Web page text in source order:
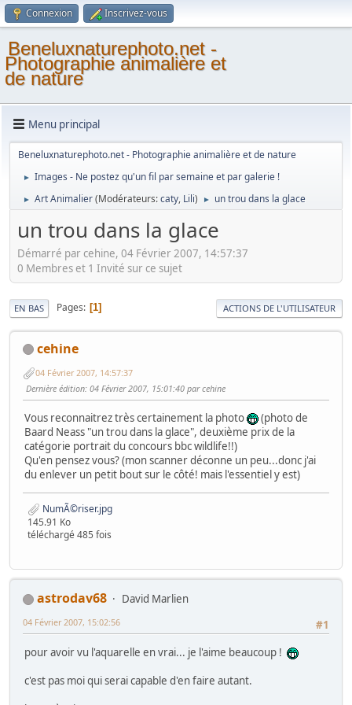
Connexion Inscrivez-vous
Beneluxnaturephoto.net -
Photographie animalière et
de nature
Menu principal
Beneluxnaturephoto.net - Photographie animalière et de nature
► Images - Ne postez qu'un fil par semaine et par galerie !
► Art Animalier(Modérateurs:caty, Lili) ► un trou dans la glace
un trou dans la glace
Démarré par cehine, 04 Février 2007, 14:57:37
0 Membres et 1 Invité sur ce sujet
EN BAS Pages 1 ACTIONS DE L'UTILISATEUR
cehine
04 Février 2007, 14:57:37
Dernière édition: 04 Février 2007, 15:01:40 par cehine
Vous reconnaitrez très certainement la photo
(photo de
Baard Neass "un trou dans la glace", deuxième prix de la
catégorie portrait du concours bbc wildlife!!)
Qu'en pensez vous? (mon scanner déconne un peu...donc j'ai
du enlever un petit bout sur le côté! mais l'essentiel y est)
NumÃ©riser.jpg
145.91 Ko
téléchargé 485 fois
astrodav68
David Marlien
#1
04 Février 2007, 15:02:56
pour avoir vu l'aquarelle en vrai... je l'aime beaucoup !
c'est pas moi qui serai capable d'en faire autant.